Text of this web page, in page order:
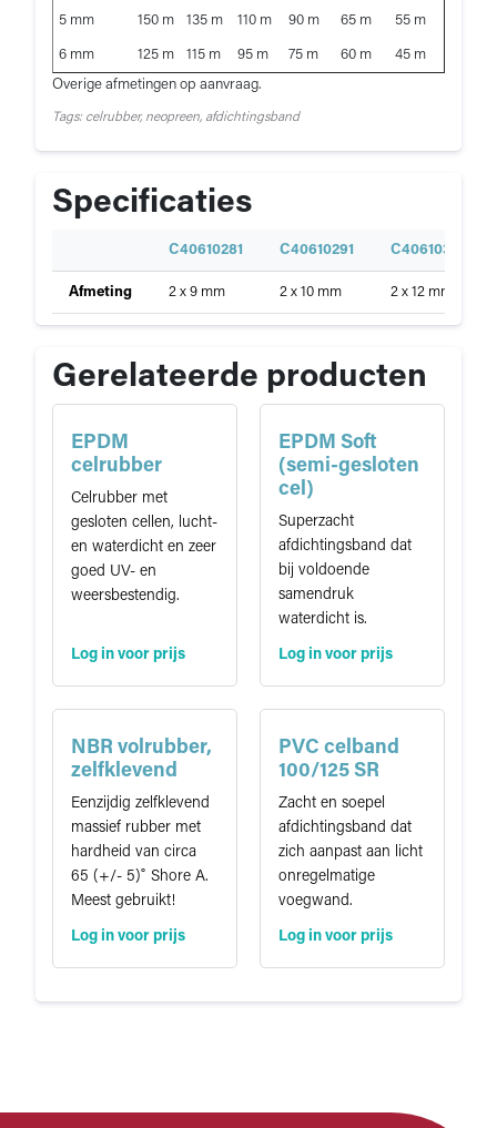
5 mm 150 m 135 m 110 m 90 m 65 m 55 m
6 mm 125 m 115 m 95 m 75 m 60 m 45 m
Overige afmetingen op aanvraag.
Tags: celrubber, neopreen, afdichtingsband
Specificaties
Specificaties
CR
p
e
c
f
i
a
t
e
C40610281 C40610291 C40610301
Afmeting 2 x 9 mm 2 x 10 mm 2 x 12 mm
Gerelateerde producten
EPDM
celrubber
Celrubber met
gesloten cellen, lucht-
en waterdicht en zeer
goed UV- en
weersbestendig.
Log in voor prijs
EPDM Soft
(semi-gesloten
cel)
Superzacht
afdichtingsband dat
bij voldoende
samendruk
waterdicht is.
Log in voor prijs
NBR volrubber,
zelfklevend
Eenzijdig zelfklevend
massief rubber met
hardheid van circa
65 (+/- 5)˚ Shore A.
Meest gebruikt!
Log in voor prijs
PVC celband
100/125 SR
Zacht en soepel
afdichtingsband dat
zich aanpast aan licht
onregelmatige
voegwand.
Log in voor prijs